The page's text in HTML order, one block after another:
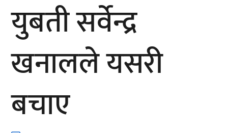
युबती सर्वेन्द्र
खनालले यसरी
बचाए